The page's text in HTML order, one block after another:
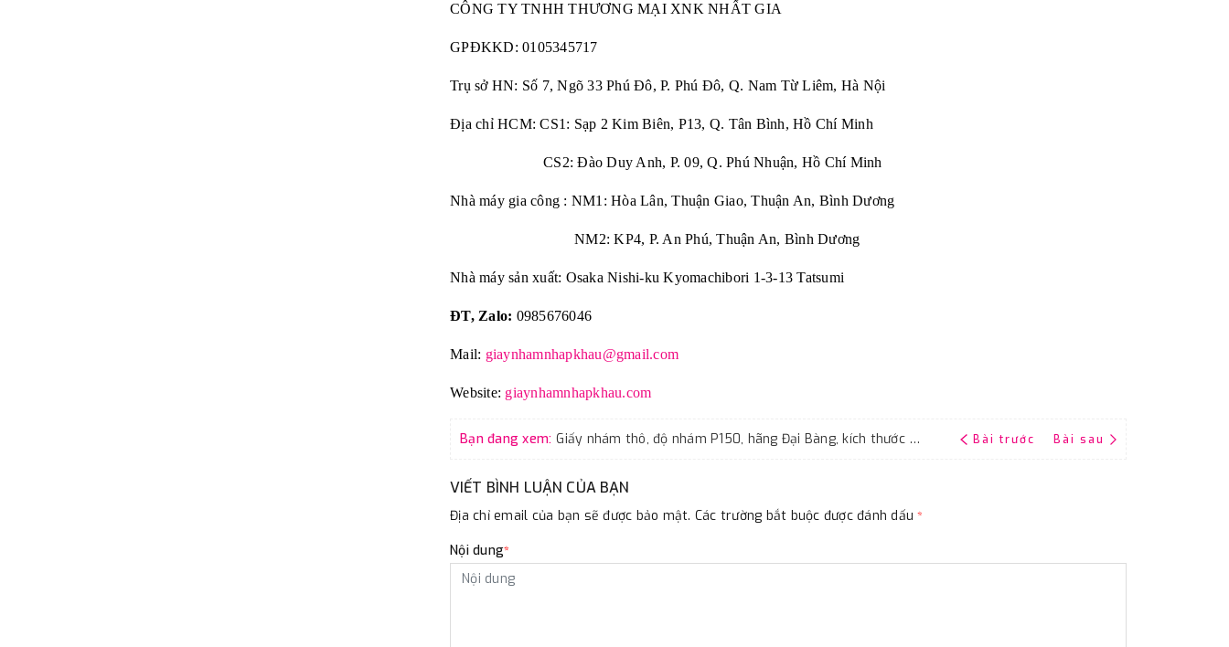
CÔNG TY TNHH THƯƠNG MẠI XNK NHẤT GIA
GPĐKKD: 0105345717
Trụ sở HN: Số 7, Ngõ 33 Phú Đô, P. Phú Đô, Q. Nam Từ Liêm, Hà Nội
Địa chỉ HCM: CS1: Sạp 2 Kim Biên, P13, Q. Tân Bình, Hồ Chí Minh
CS2: Đào Duy Anh, P. 09, Q. Phú Nhuận, Hồ Chí Minh
Nhà máy gia công : NM1: Hòa Lân, Thuận Giao, Thuận An, Bình Dương
NM2: KP4, P. An Phú, Thuận An, Bình Dương
Nhà máy sản xuất: Osaka Nishi-ku Kyomachibori 1-3-13 Tatsumi
ĐT, Zalo: 0985676046
Mail: giaynhamnhapkhau@gmail.com
Website: giaynhamnhapkhau.com
Bạn đang xem: Giấy nhám thô, độ nhám P150, hãng Đại Bàng, kích thước 9''x11'' Bài trước Bài sau
VIẾT BÌNH LUẬN CỦA BẠN
Địa chỉ email của bạn sẽ được bảo mật. Các trường bắt buộc được đánh dấu*
Nội dung*